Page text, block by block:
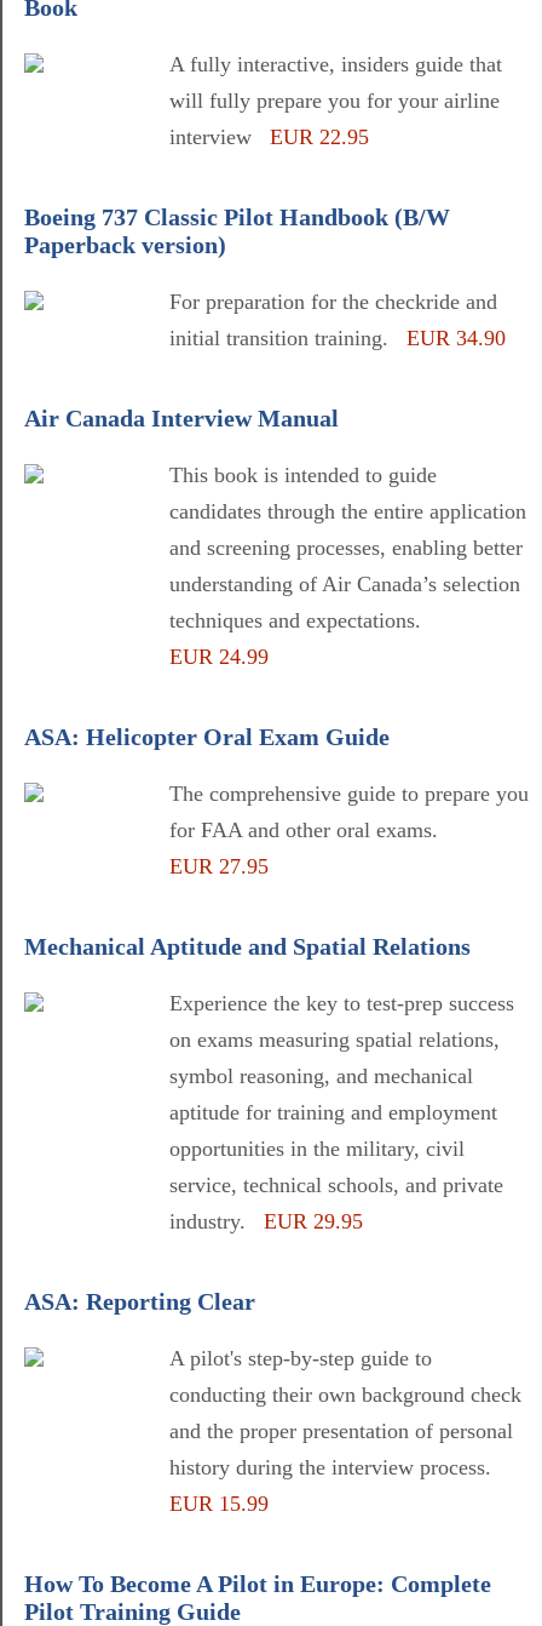
Book
A fully interactive, insiders guide that
will fully prepare you for your airline
interview EUR 22.95
Boeing 737 Classic Pilot Handbook (B/W
Paperback version)
For preparation for the checkride and
initial transition training. EUR 34.90
Air Canada Interview Manual
This book is intended to guide
candidates through the entire application
and screening processes, enabling better
understanding of Air Canada’s selection
techniques and expectations.
EUR 24.99
ASA: Helicopter Oral Exam Guide
The comprehensive guide to prepare you
for FAA and other oral exams.
EUR 27.95
Mechanical Aptitude and Spatial Relations
Experience the key to test-prep success
on exams measuring spatial relations,
symbol reasoning, and mechanical
aptitude for training and employment
opportunities in the military, civil
service, technical schools, and private
industry. EUR 29.95
ASA: Reporting Clear
A pilot's step-by-step guide to
conducting their own background check
and the proper presentation of personal
history during the interview process.
EUR 15.99
How To Become A Pilot in Europe: Complete
Pilot Training Guide